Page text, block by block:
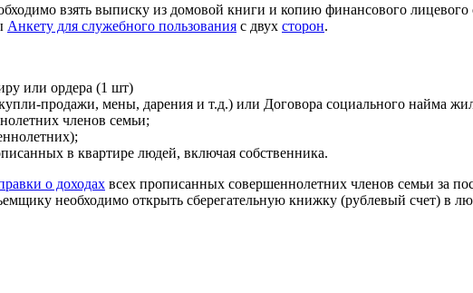
взять выписку из домовой книги и копию финансового лицевого
Анкету для служебного пользования с двух сторон.
или ордера (1 шт)
продажи, мены, дарения и т.д.) или Договора социального найма
членов семьи;
в квартире людей, включая собственника.
о доходах всех прописанных совершеннолетних членов семьи за
необходимо открыть сберегательную книжку (рублевый счет) в